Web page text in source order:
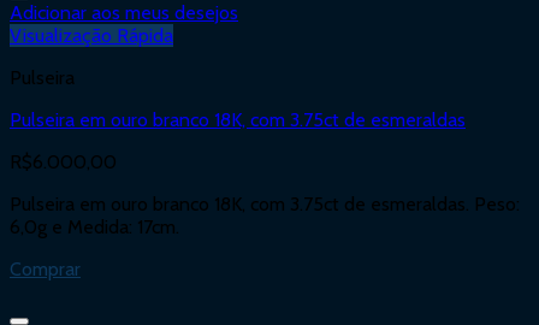
Adicionar aos meus desejos
Visualização Rápida
Pulseira
Pulseira em ouro branco 18K, com 3.75ct de esmeraldas
R$6.000,00
Pulseira em ouro branco 18K, com 3.75ct de esmeraldas. Peso:
6,0g e Medida: 17cm.
Comprar